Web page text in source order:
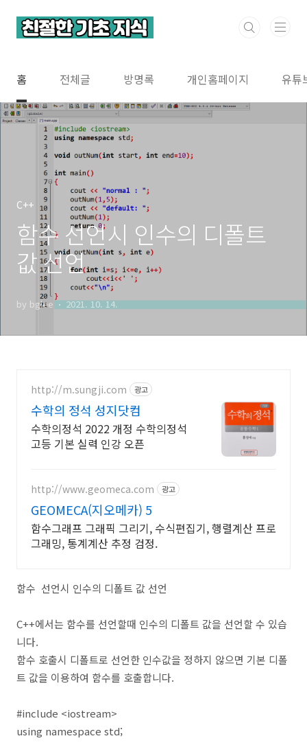
홈 전체글 방명록 개인홈페이지 유튜
C++
함수 선언시 인수의 디폴트
값 선언
by bglee 2021. 10. 14.
http://m.sungji.com 광고
수학의 정석 성지닷컴
수학의정석 2022 개정 수학의정석
고등 기본 실력 인강 오픈
http://www.geomeca.com 광고
GEOMECA(지오메카) 5
함수그래프 그래픽 그리기, 수식편집기, 행렬계산 프로
그래밍, 통계계산 추정 검정.
함수 선언시 인수의 디폴트 값 선언
C++에서는 함수를 선언할때 인수의 디폴트 값을 선언할 수 있습
니다.
함수 호출시 디폴트로 선언한 인수값을 정하지 않으면 기본 디폴
트 값을 이용하여 함수를 호출합니다.
#include <iostream>
using namespace std;